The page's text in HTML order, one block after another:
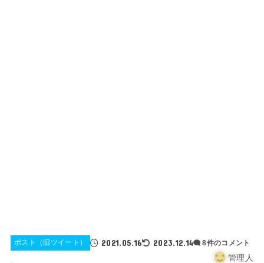
ポスト（旧ツイート） 2021.05.16 2023.12.14 8件のコメント
管理人